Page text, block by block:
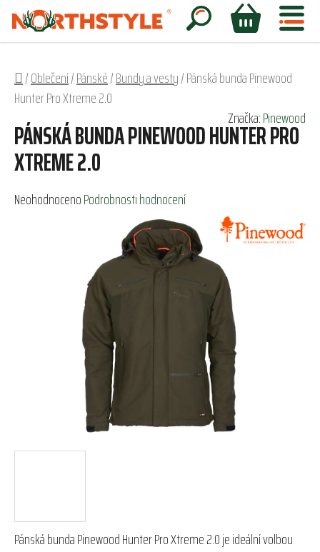
Přejít
obsah
Hledat
NÁKUPNÍ
Domů
/Oblečení/Pánské/Bundy a vesty/Pánská bunda Pinewood
Hunter Pro Xtreme 2.0
Pánská bunda Pinewood Hunter Pro Xtreme 2.0 je ideální volbou
PÁNSKÁ BUNDA PINEWOOD HUNTER PRO
XTREME 2.0
Průměrné
NeohodnocenoPodrobnosti hodnocení
Značka:Pinewood